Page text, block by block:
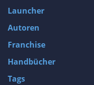
Launcher
Autoren
Franchise
Handbücher
Tags